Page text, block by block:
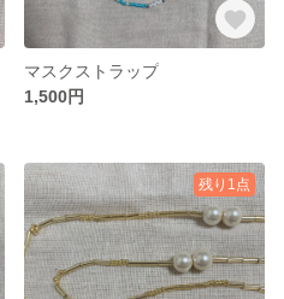
マスクストラップ
1,500円
残り1点